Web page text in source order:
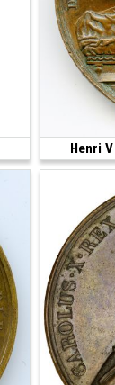
€ Henri
(1820 •